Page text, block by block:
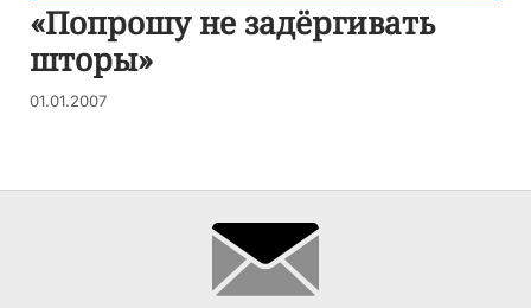
«Попрошу не задёргивать
шторы»
01.01.2007